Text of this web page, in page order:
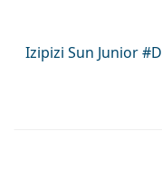
Izipizi Sun Junior